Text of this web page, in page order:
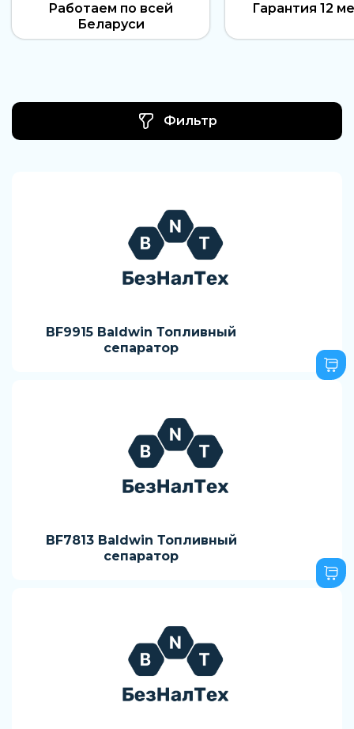
Работаем по всей
Беларуси
Гарантия 12
Фильтр
BF9915 Baldwin Топливный
сепаратор
BF7813 Baldwin Топливный
сепаратор